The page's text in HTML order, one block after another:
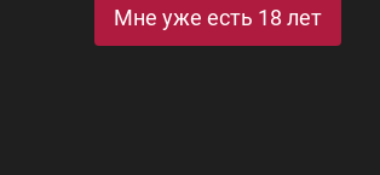
Мне уже есть 18 лет